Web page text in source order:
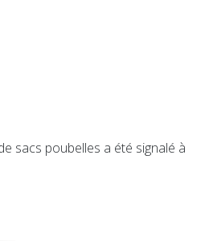
sacs poubelles a été signalé à